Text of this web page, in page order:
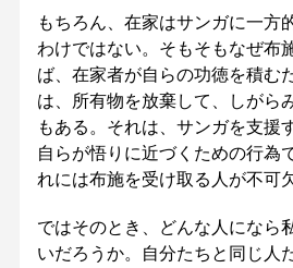
もちろん、在家はサンガに一方
わけではない。そもそもなぜ布
ば、在家者が自らの功徳を積む
は、所有物を放棄して、しがら
もある。それは、サンガを支援
自らが悟りに近づくための行為
れには布施を受け取る人が不可
ではそのとき、どんな人になら
いだろうか。自分たちと同じ人